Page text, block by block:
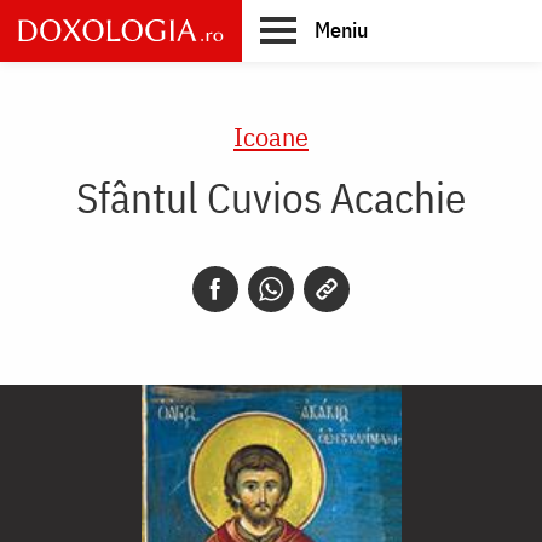
Skip
to
main
Meniu
Icoane
Sfântul Cuvios Acachie